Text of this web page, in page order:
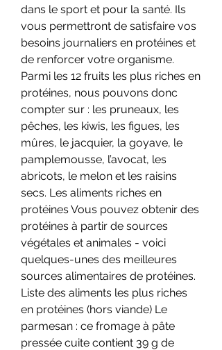
dans le sport et pour la santé. Ils
vous permettront de satisfaire vos
besoins journaliers en protéines et
de renforcer votre organisme.
Parmi les 12 fruits les plus riches en
protéines, nous pouvons donc
compter sur : les pruneaux, les
pêches, les kiwis, les figues, les
mûres, le jacquier, la goyave, le
pamplemousse, l’avocat, les
abricots, le melon et les raisins
secs. Les aliments riches en
protéines Vous pouvez obtenir des
protéines à partir de sources
végétales et animales - voici
quelques-unes des meilleures
sources alimentaires de protéines.
Liste des aliments les plus riches
en protéines (hors viande) Le
parmesan : ce fromage à pâte
pressée cuite contient 39 g de